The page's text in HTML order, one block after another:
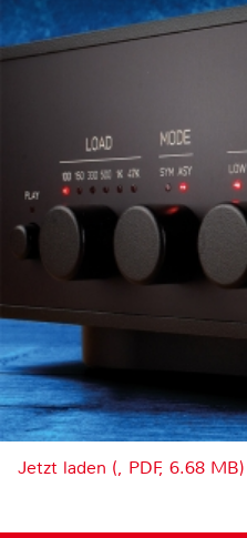
Jetzt laden (, PDF, 6.68 MB)